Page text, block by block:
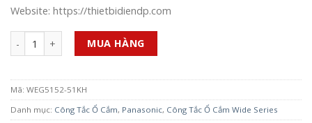
Website: https://thietbidiendp.com
Số lượng MUA HÀNG
Mã: WEG5152-51KH
Danh mục: Công Tắc Ổ Cắm, Panasonic, Công Tắc Ổ Cắm Wide Series